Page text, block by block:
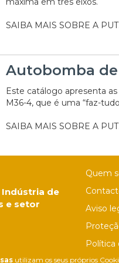
utilizam os seus próprios
SAIBA MAIS SOBRE A
Autobomba
Este catálogo apresenta
M36-4, que é uma “faz-
SAIBA MAIS SOBRE A
Indústria de
e setor
Quem
Aviso
Política